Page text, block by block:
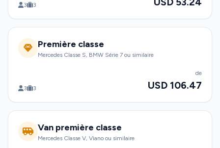
3 3
Première classe
Mercedes Classe S, BMW Série 7 ou similaire
3 3
de
USD 106.47
Van première classe
Mercedes Classe V, Viano ou similaire